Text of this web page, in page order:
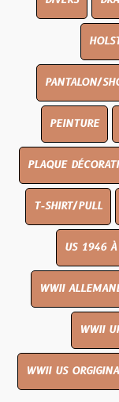
PANTALON/
PEINTURE
PLAQUE
T-SHIRT/PULL
US 1946 À
WWII
WWII
WWII US